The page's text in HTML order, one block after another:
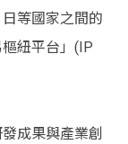
等國家之間的
紐平台」(IP
成果與產業創